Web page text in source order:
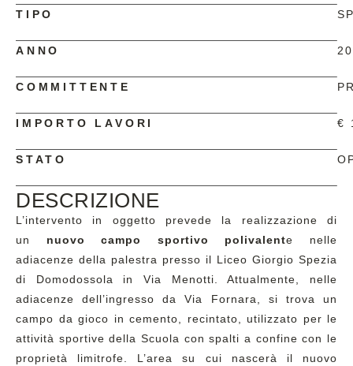
TIPO
ANNO
COMMITTENTE
IMPORTO LAVORI €
STATO
DESCRIZIONE
L’intervento in oggetto prevede la realizzazione di
un
nuovo campo sportivo polivalente nelle
adiacenze della palestra presso il Liceo Giorgio Spezia
di Domodossola in Via Menotti. Attualmente, nelle
adiacenze dell’ingresso da Via Fornara, si trova un
campo da gioco in cemento, recintato, utilizzato per le
attività sportive della Scuola con spalti a confine con le
proprietà limitrofe. L’area su cui nascerà il nuovo